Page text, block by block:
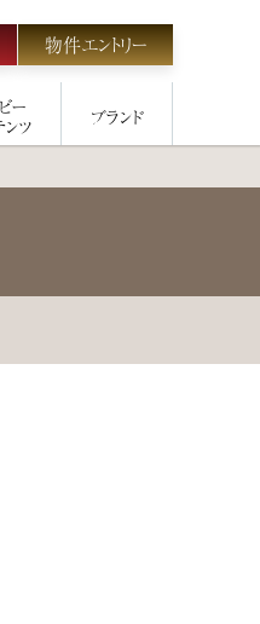
物件エントリー
ー
ンツ
ブランド